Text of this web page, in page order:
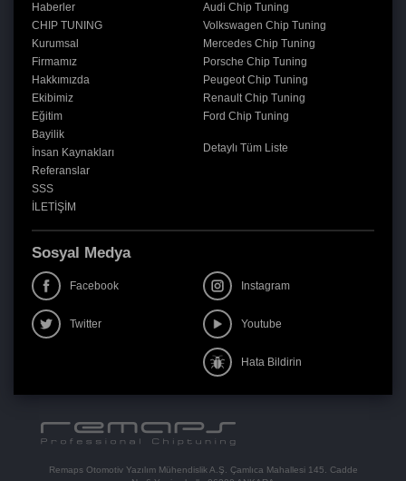
Haberler
CHIP TUNING
Kurumsal
Firmamız
Hakkımızda
Ekibimiz
Eğitim
Bayilik
İnsan Kaynakları
Referanslar
SSS
İLETİŞİM
Audi Chip Tuning
Volkswagen Chip Tuning
Mercedes Chip Tuning
Porsche Chip Tuning
Peugeot Chip Tuning
Renault Chip Tuning
Ford Chip Tuning
Detaylı Tüm Liste
Sosyal Medya
Facebook Instagram
Twitter Youtube
Hata Bildirin
Remaps Otomotiv Yazılım Mühendislik A.Ş. Çamlıca Mahallesi 145. Cadde